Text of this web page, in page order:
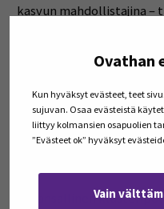
Ovathan
Kun hyväksyt evästeet, teet
sujuvan. Osaa evästeistä
liittyy kolmansien osapuolien
”Evästeet ok” hyväksyt
Vain
kasvun mahdollistajina –
digitalisaation ja
yhteistyöalustoja, joiden
vahvempia arvoketjuja
Kansallinen